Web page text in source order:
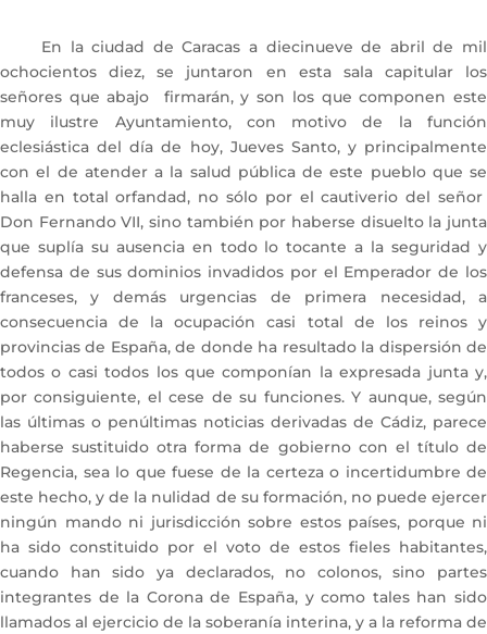
En la ciudad de Caracas a diecinueve de abril de mil
ochocientos diez, se juntaron en esta sala capitular los
señores que abajo firmarán, y son los que componen este
muy ilustre Ayuntamiento, con motivo de la función
eclesiástica del día de hoy, Jueves Santo, y principalmente
con el de atender a la salud pública de este pueblo que se
halla en total orfandad, no sólo por el cautiverio del señor
Don Fernando VII, sino también por haberse disuelto la junta
que suplía su ausencia en todo lo tocante a la seguridad y
defensa de sus dominios invadidos por el Emperador de los
franceses, y demás urgencias de primera necesidad, a
consecuencia de la ocupación casi total de los reinos y
provincias de España, de donde ha resultado la dispersión de
todos o casi todos los que componían la expresada junta y,
por consiguiente, el cese de su funciones. Y aunque, según
las últimas o penúltimas noticias derivadas de Cádiz, parece
haberse sustituido otra forma de gobierno con el título de
Regencia, sea lo que fuese de la certeza o incertidumbre de
este hecho, y de la nulidad de su formación, no puede ejercer
ningún mando ni jurisdicción sobre estos países, porque ni
ha sido constituido por el voto de estos fieles habitantes,
cuando han sido ya declarados, no colonos, sino partes
integrantes de la Corona de España, y como tales han sido
llamados al ejercicio de la soberanía interina, y a la reforma de